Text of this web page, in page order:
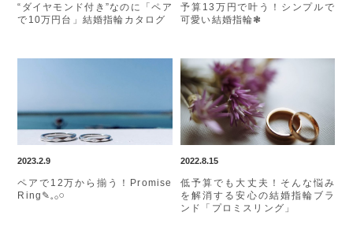
“ダイヤモンド付き”なのに「ペア
で10万円台」結婚指輪カタログ
予算13万円で叶う！シンプルで
可愛い結婚指輪❃
2023.2.9
ペアで12万から揃う！Promise
Ring✎𓈒𓂂𓏸
2022.8.15
低予算でも大丈夫！そんな悩み
を解消する安心の結婚指輪ブラ
ンド「プロミスリング」